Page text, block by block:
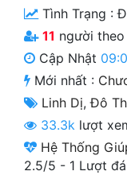
Xa Lộ Dịch
Cung Đấu
Cạnh Kỹ
Cổ Đại
Tình Trạng :
11 người
Cập Nhật
Mới nhất :
Linh Dị,Đô
33.3k lượt
Hệ Thống
2.5/5 - 1 Lượt